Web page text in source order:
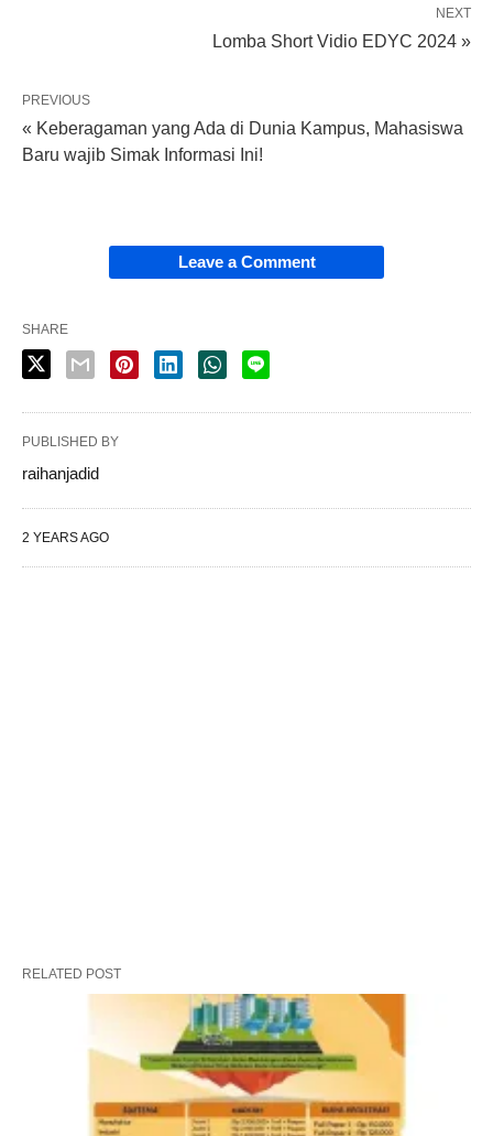
NEXT
Lomba Short Vidio EDYC 2024 »
PREVIOUS
« Keberagaman yang Ada di Dunia Kampus, Mahasiswa
Baru wajib Simak Informasi Ini!
Leave a Comment
SHARE
PUBLISHED BY
raihanjadid
2 YEARS AGO
RELATED POST